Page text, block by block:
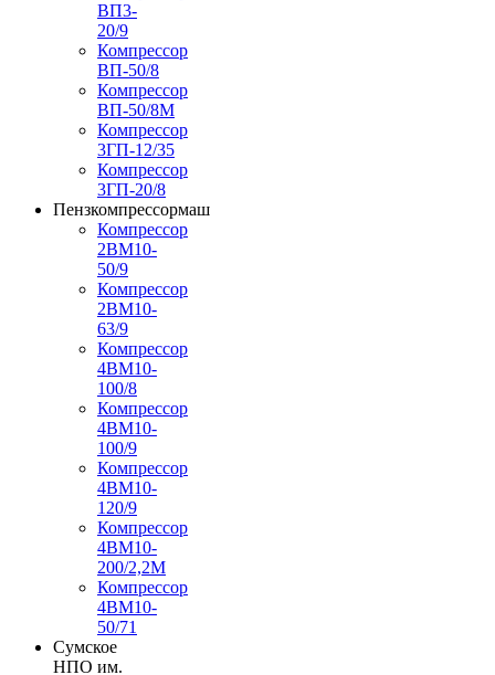
ВП3-
20/9
Компрессор
ВП-50/8
Компрессор
ВП-50/8М
Компрессор
3ГП-12/35
Компрессор
3ГП-20/8
Пензкомпрессормаш
Компрессор
2ВМ10-
50/9
Компрессор
2ВМ10-
63/9
Компрессор
4ВМ10-
100/8
Компрессор
4ВМ10-
100/9
Компрессор
4ВМ10-
120/9
Компрессор
4ВМ10-
200/2,2М
Компрессор
4ВМ10-
50/71
Сумское
НПО им.